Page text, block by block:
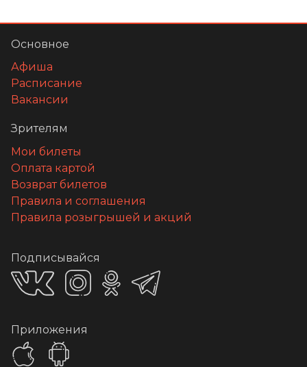
Основное
Афиша
Расписание
Вакансии
Зрителям
Мои билеты
Оплата картой
Возврат билетов
Правила и соглашения
Правила розыгрышей и акций
Подписывайся
Приложения